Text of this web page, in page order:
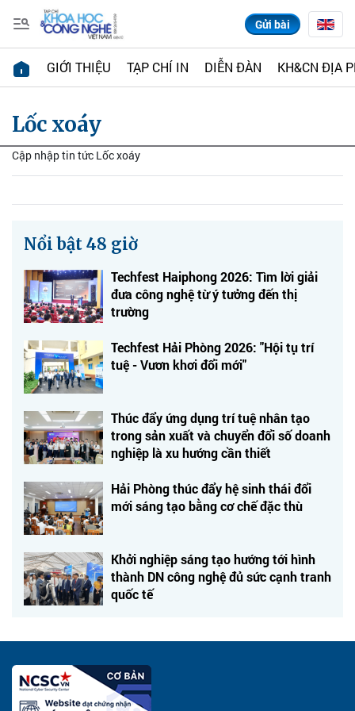
Gửi bài
GIỚI THIỆU TẠP CHÍ IN DIỄN ĐÀN KH&CN ĐỊA
Lốc xoáy
Cập nhập tin tức Lốc xoáy
Nổi bật 48 giờ
Techfest Haiphong 2026: Tìm lời giải
đưa công nghệ từ ý tưởng đến thị
trường
Techfest Hải Phòng 2026: "Hội tụ trí
tuệ - Vươn khơi đổi mới"
Thúc đẩy ứng dụng trí tuệ nhân tạo
trong sản xuất và chuyển đổi số doanh
nghiệp là xu hướng cần thiết
Hải Phòng thúc đẩy hệ sinh thái đổi
mới sáng tạo bằng cơ chế đặc thù
Khởi nghiệp sáng tạo hướng tới hình
thành DN công nghệ đủ sức cạnh tranh
quốc tế